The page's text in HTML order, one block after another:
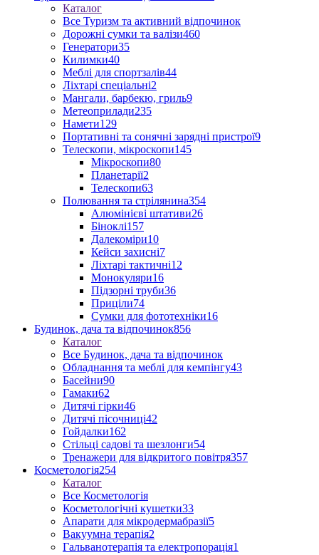
Каталог
Все Туризм та активний відпочинок
Дорожні сумки та валізи460
Генератори35
Килимки40
Меблі для спортзалів44
Ліхтарі спеціальні2
Мангали, барбекю, гриль9
Метеоприлади235
Намети129
Портативні та сонячні зарядні пристрої9
Телескопи, мікроскопи145
Мікроскопи80
Планетарії2
Телескопи63
Полювання та стрілянина354
Алюмінієві штативи26
Біноклі157
Далекоміри10
Кейси захисні7
Ліхтарі тактичні12
Монокуляри16
Підзорні труби36
Приціли74
Сумки для фототехніки16
Будинок, дача та відпочинок856
Каталог
Все Будинок, дача та відпочинок
Обладнання та меблі для кемпінгу43
Басейни90
Гамаки62
Дитячі гірки46
Дитячі пісочниці42
Гойдалки162
Стільці садові та шезлонги54
Тренажери для відкритого повітря357
Косметологія254
Каталог
Все Косметологія
Косметологічні кушетки33
Апарати для мікродермабразії5
Вакуумна терапія2
Гальванотерапія та електропорація1